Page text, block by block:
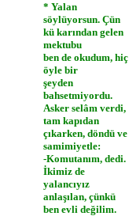
* Yalan
söylüyorsun. Çün­
kü karından gelen
mektubu
ben de okudum, hiç
öyle bir
şeyden
bahsetmiyordu.
Asker selâm verdi,
tam kapıdan
çıkarken, döndü ve
samimiyetle:
-Komutanım, dedi.
İkimiz de
yalancıyız
anlaşılan, çünkü
ben evli değilim.